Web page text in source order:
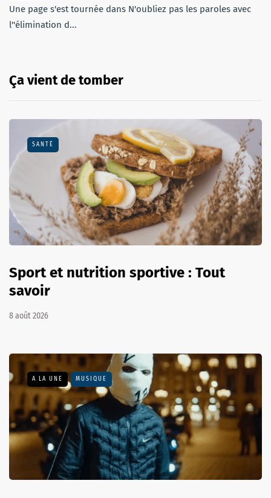
Une page s'est tournée dans N'oubliez pas les paroles avec
l''élimination d...
Ça vient de tomber
SANTÉ
Sport et nutrition sportive : Tout
savoir
8 août 2026
A LA UNE MUSIQUE